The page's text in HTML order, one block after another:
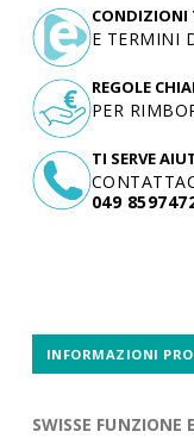
TI SERVE
049
CONDIZIONI
E TERMINI
REGOLE
PER
INFORMAZIONI
SWISSE FUNZIONE